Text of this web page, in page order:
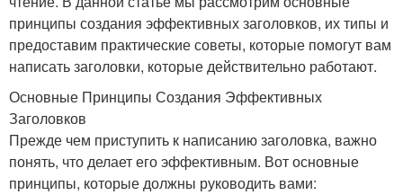
принципы создания эффективных заголовков, их типы и
предоставим практические советы, которые помогут вам
написать заголовки, которые действительно работают.
Основные Принципы Создания Эффективных
Заголовков
Прежде чем приступить к написанию заголовка, важно
понять, что делает его эффективным. Вот основные
принципы, которые должны руководить вами: